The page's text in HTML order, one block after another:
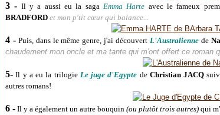
3 - Il y a aussi eu la sagaEmma Harte avec le fameux
BRADFORD et mon p'tit cœur qui balance...
4 - Puis, dans le même genre, j'ai découvertL'Australienne de
chaudement mon oncle et ma tante qui m'ont offert ce roman
5- Il y a eu la trilogie Le juge d'Egypte de Christian JACQ
autres romans!
6 - Il y a également un autre bouquin (ou plutôt trois autres) qui